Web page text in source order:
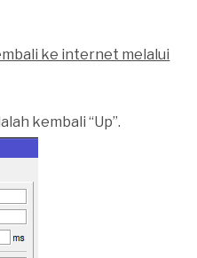
ke internet melalui
kembali “Up”.